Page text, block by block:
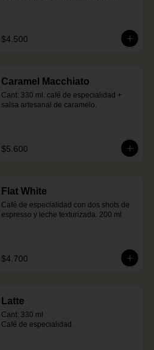
$4.500
Caramel Macchiato
Cant: 330 ml. café de especialidad +
salsa artesanal de caramelo.
$5.600
Flat White
Café de especialidad con dos shots de
espresso y leche texturizada. 200 ml
$4.700
Latte
Cant: 330 ml
Café de especialidad.